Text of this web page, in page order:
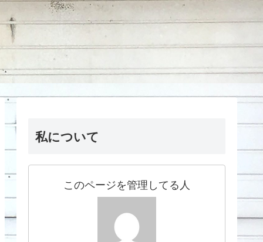
私について
このページを管理してる人